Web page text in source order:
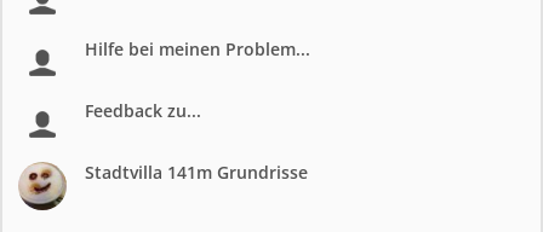
Hilfe bei meinen Problem...
Feedback zu...
Stadtvilla 141m Grundrisse